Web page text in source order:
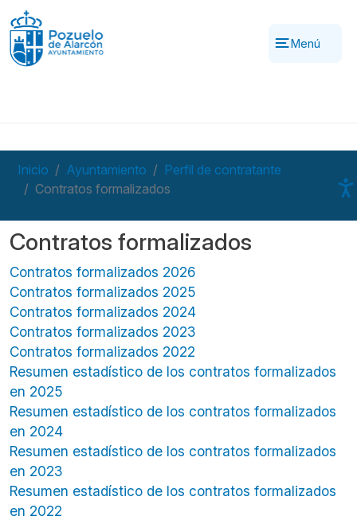
Pasar al contenido principal
Menú
Inicio Ayuntamiento
Perfil de contratante
Contratos formalizados
Contratos formalizados
Contratos formalizados 2026
Contratos formalizados 2025
Contratos formalizados 2024
Contratos formalizados 2023
Contratos formalizados 2022
Resumen estadístico de los contratos formalizados
en 2025
Resumen estadístico de los contratos formalizados
en 2024
Resumen estadístico de los contratos formalizados
en 2023
Resumen estadístico de los contratos formalizados
en 2022